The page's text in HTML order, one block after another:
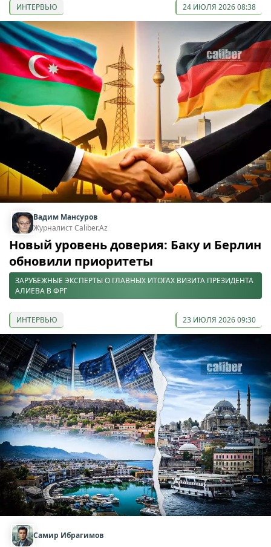
ИНТЕРВЬЮ 24 ИЮЛЯ 2026 08:38
Вадим Мансуров
Журналист Caliber.Az
Новый уровень доверия: Баку и Берлин
обновили приоритеты
ЗАРУБЕЖНЫЕ ЭКСПЕРТЫ О ГЛАВНЫХ ИТОГАХ ВИЗИТА ПРЕЗИДЕНТА
АЛИЕВА В ФРГ
ИНТЕРВЬЮ 23 ИЮЛЯ 2026 09:30
Самир Ибрагимов